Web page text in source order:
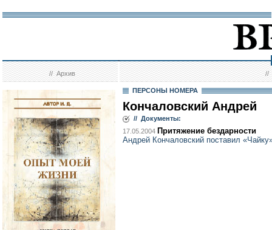
//Архив //
ПЕРСОНЫ НОМЕРА
Кончаловский Андрей
// Документы:
17.05.2004 Притяжение бездарности
Андрей Кончаловский поставил